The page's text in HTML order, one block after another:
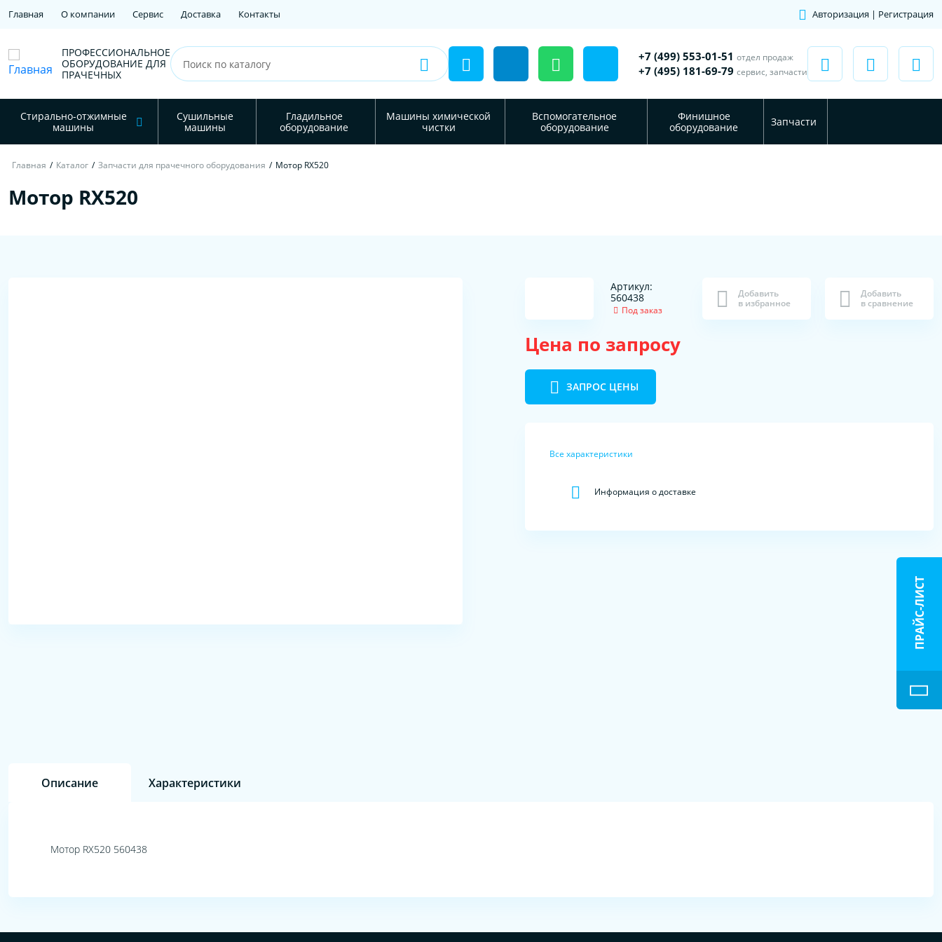
Главная О компании Сервис Доставка Контакты Авторизация | Регистрация
ПРОФЕССИОНАЛЬНОЕ
ОБОРУДОВАНИЕ ДЛЯ
ПРАЧЕЧНЫХ
+7 (499) 553-01-51 отдел продаж
+7 (495) 181-69-79 сервис, запчасти
Стирально-отжимные
машины
Сушильные
машины
Гладильное
оборудование
Машины химической
чистки
Вспомогательное
оборудование
Финишное
оборудование
Запчасти
Главная / Каталог / Запчасти для прачечного оборудования / Мотор RX520
Мотор RX520
Артикул:
560438
Под заказ
Добавить
в избранное
Добавить
в сравнение
Цена по запросу
ЗАПРОС ЦЕНЫ
Все характеристики
Информация о доставке
Описание Характеристики
Мотор RX520 560438
ПРАЙС-ЛИСТ